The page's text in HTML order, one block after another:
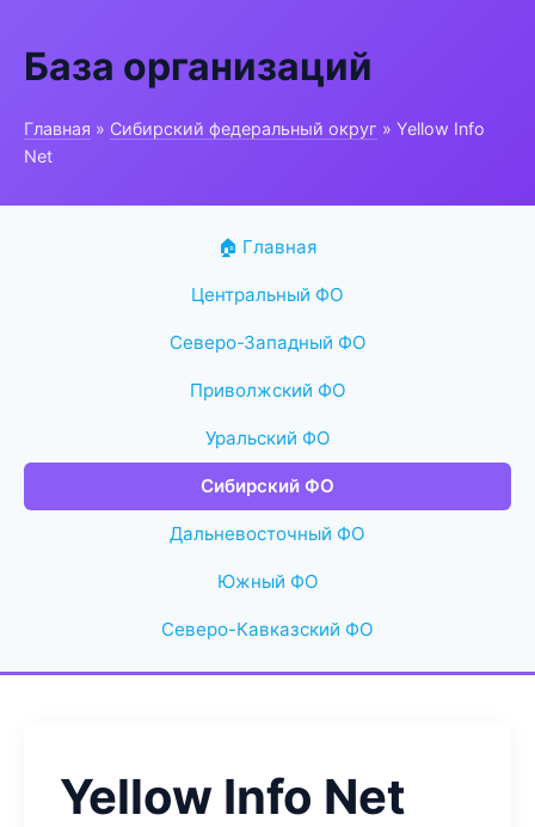
База организаций
Главная » Сибирский федеральный округ » Yellow Info
Net
🏠 Главная
Центральный ФО
Северо-Западный ФО
Приволжский ФО
Уральский ФО
Сибирский ФО
Дальневосточный ФО
Южный ФО
Северо-Кавказский ФО
Yellow Info Net